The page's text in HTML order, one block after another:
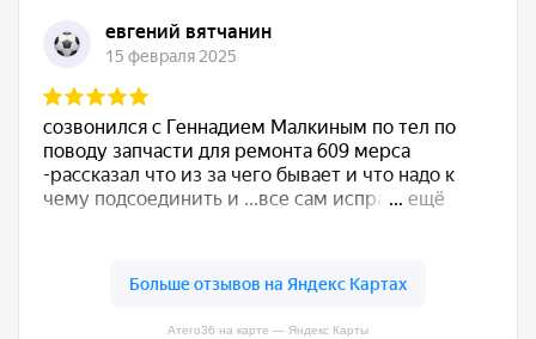
Атего36 на карте — Яндекс Карты